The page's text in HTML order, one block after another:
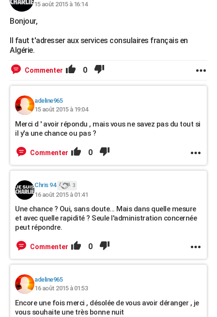
S'inscrire
Se connecter
Lycées
Collèges
Primaires
Universités
Entreprises
Service militaire
Avis de recherche
Bricolage
Lifestyle
Culture
Sport
Auto
Television
Voyage
Cinema
15 août 2015 à 16:14
Bonjour,
Il faut t'adresser aux services consulaires français en
Algérie.
Commenter 0
adeline965
15 août 2015 à 19:04
Merci d ' avoir répondu , mais vous ne savez pas du tout si
il y'a une chance ou pas ?
Commenter 0
Chris 94 3
16 août 2015 à 01:41
Une chance ? Oui, sans doute... Mais dans quelle mesure
et avec quelle rapidité ? Seule l'administration concernée
peut répondre.
Commenter 0
adeline965
16 août 2015 à 01:53
Encore une fois merci , désolée de vous avoir déranger , je
vous souhaite une très bonne nuit